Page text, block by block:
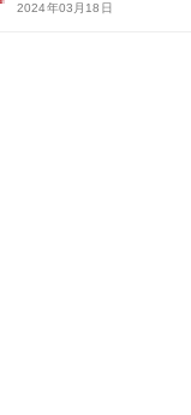
2024年03月18日